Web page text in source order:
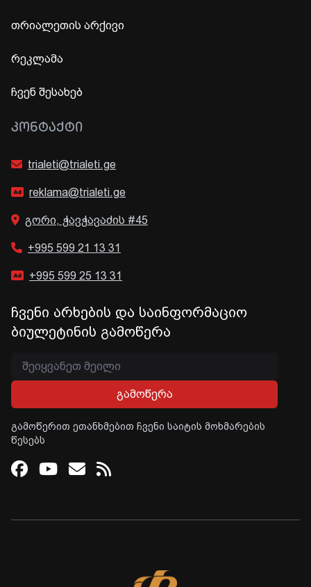
თრიალეთის არქივი
რეკლამა
ჩვენ შესახებ
ᲙᲝᲜᲢᲐᲥᲢᲘ
trialeti@trialeti.ge
reklama@trialeti.ge
გორი, ჭავჭავაძის #45
+995 599 21 13 31
+995 599 25 13 31
ჩვენი არხების და საინფორმაციო
ბიულეტინის გამოწერა
გამოწერა
გამოწერით ეთანხმებით ჩვენი საიტის მოხმარების
წესებს
Facebook
Youtube
Email
RSS